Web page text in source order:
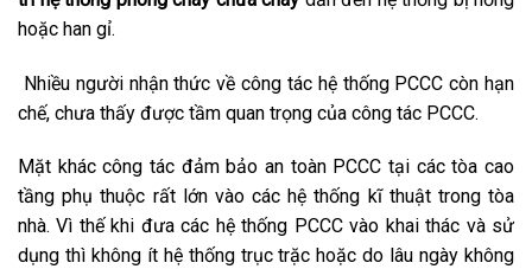
hoặc han gỉ.
Nhiều người nhận thức về công tác hệ thống PCCC còn hạn
chế, chưa thấy được tầm quan trọng của công tác PCCC.
Mặt khác công tác đảm bảo an toàn PCCC tại các tòa cao
tầng phụ thuộc rất lớn vào các hệ thống kĩ thuật trong tòa
nhà. Vì thế khi đưa các hệ thống PCCC vào khai thác và sử
dụng thì không ít hệ thống trục trặc hoặc do lâu ngày không